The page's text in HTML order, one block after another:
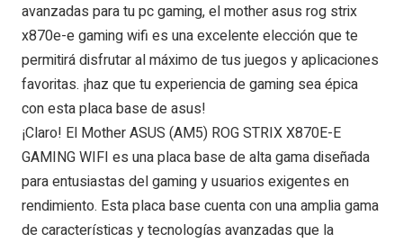
avanzadas para tu pc gaming, el mother asus rog strix
x870e-e gaming wifi es una excelente elección que te
permitirá disfrutar al máximo de tus juegos y aplicaciones
favoritas. ¡haz que tu experiencia de gaming sea épica
con esta placa base de asus!
¡Claro! El Mother ASUS (AM5) ROG STRIX X870E-E
GAMING WIFI es una placa base de alta gama diseñada
para entusiastas del gaming y usuarios exigentes en
rendimiento. Esta placa base cuenta con una amplia gama
de características y tecnologías avanzadas que la